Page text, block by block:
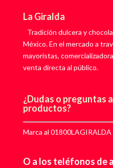
La Giralda
Tradición dulcera y
México. En el mercado a
mayoristas,
venta directa al público.
¿Dudas o preguntas
productos?
Marca al 01800LAGIRALDA
O a los teléfonos de